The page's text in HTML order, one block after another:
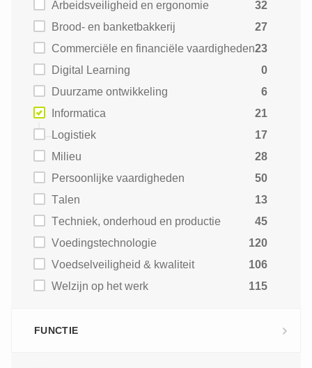
Arbeidsveiligheid en ergonomie
32
Brood- en banketbakkerij
27
Commerciële en financiële vaardigheden23
Digital Learning
0
Duurzame ontwikkeling
6
Informatica
21
Logistiek
17
Milieu
28
Persoonlijke vaardigheden
50
Talen
13
Techniek, onderhoud en productie
45
Voedingstechnologie
120
Voedselveiligheid & kwaliteit
106
Welzijn op het werk
115
FUNCTIE